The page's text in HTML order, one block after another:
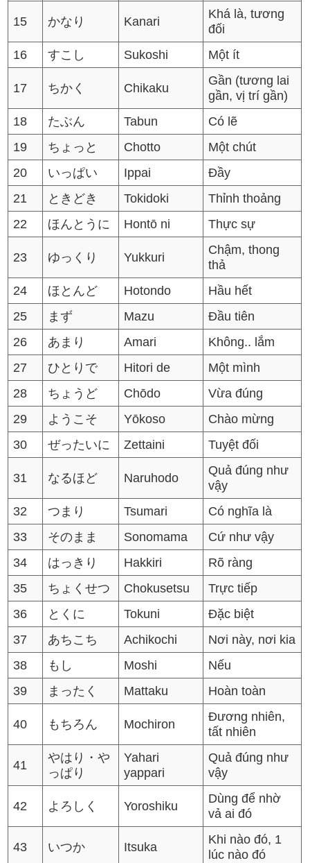
15 かなり Kanari
Khá là, tương
đối
16
すこし Sukoshi Một ít
17 ちかく Chikaku
Gần (tương lai
gần, vị trí gần)
18
たぶん Tabun
Có lẽ
19
ちょっと Chotto
Một chút
20
いっぱい Ippai
Đầy
21
ときどき Tokidoki
Thỉnh thoảng
22
ほんとうに Hontō ni Thực sự
23 ゆっくり Yukkuri
Chậm, thong
thả
24
ほとんど Hotondo
Hầu hết
25
まず Mazu
Đầu tiên
26
あまり Amari
Không.. lắm
27
ひとりで Hitori de
Một mình
28
ちょうど Chōdo
Vừa đúng
29
ようこそ Yōkoso
Chào mừng
30
ぜったいに Zettaini Tuyệt đối
31 なるほど Naruhodo
Quả đúng như
vậy
32
つまり Tsumari
Có nghĩa là
33
そのまま Sonomama
Cứ như vậy
34
はっきり Hakkiri
Rõ ràng
35
ちょくせつ Chokusetsu
Trực tiếp
36
とくに Tokuni
Đặc biệt
37
あちこち Achikochi
Nơi này, nơi kia
38
もし Moshi
Nếu
39
まったく Mattaku Hoàn toàn
40 もちろん Mochiron
Đương nhiên,
tất nhiên
41
やはり・や
っぱり
Yahari
yappari
Quả đúng như
vậy
42 よろしく Yoroshiku
Dùng để nhờ
vả ai đó
43 いつか Itsuka
Khi nào đó, 1
lúc nào đó